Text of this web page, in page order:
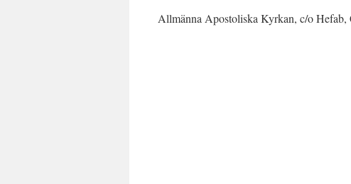
Allmänna Apostoliska Kyrkan, c/o